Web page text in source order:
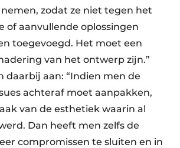
zodat ze niet tegen het
of aanvullende oplossingen
toegevoegd. Het moet een
van het ontwerp zijn.”
daarbij aan: “Indien men de
achteraf moet aanpakken,
van de esthetiek waarin al
Dan heeft men zelfs de
compromissen te sluiten en in